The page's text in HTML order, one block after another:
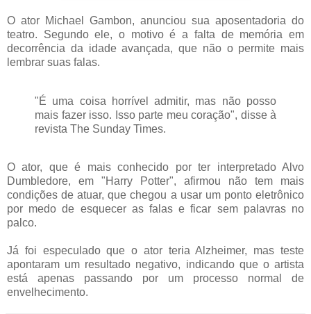
O ator Michael Gambon, anunciou sua aposentadoria do
teatro. Segundo ele, o motivo é a falta de memória em
decorrência da idade avançada, que não o permite mais
lembrar suas falas.
"É uma coisa horrível admitir, mas não posso
mais fazer isso. Isso parte meu coração", disse à
revista The Sunday Times.
O ator, que é mais conhecido por ter interpretado Alvo
Dumbledore, em "Harry Potter", afirmou não tem mais
condições de atuar, que chegou a usar um ponto eletrônico
por medo de esquecer as falas e ficar sem palavras no
palco.
Já foi especulado que o ator teria Alzheimer, mas teste
apontaram um resultado negativo, indicando que o artista
está apenas passando por um processo normal de
envelhecimento.